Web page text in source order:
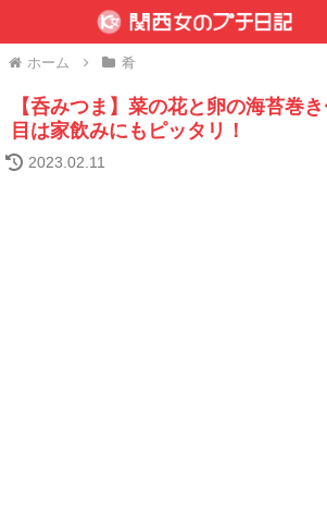
ホーム 肴
【呑みつま】菜の花と卵の海苔巻
目は家飲みにもピッタリ！
2023.02.11